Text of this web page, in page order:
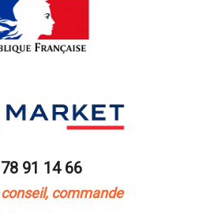
91 14 66
commande